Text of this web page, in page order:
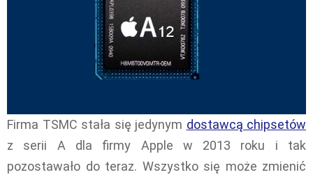
Firma TSMC stała się jedynym dostawcą chipsetów
z serii A dla firmy Apple w 2013 roku i tak
pozostawało do teraz. Wszystko się może zmienić